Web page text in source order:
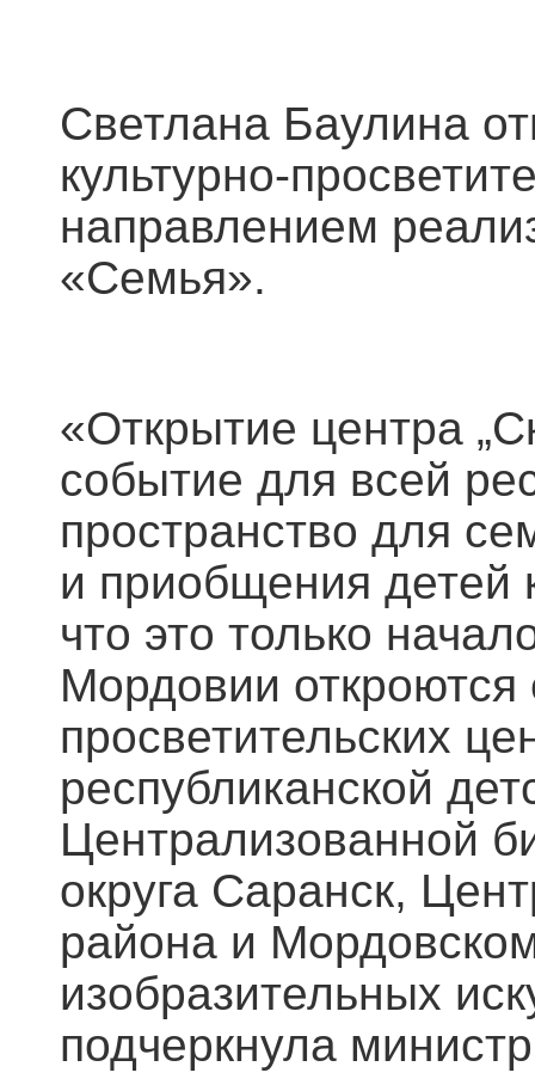
Светлана Баулина
культурно-
направлением
«Семья».
«Открытие центра
событие для всей
пространство для
и приобщения детей
что это только
Мордовии откроются
просветительских
республиканской
Централизованной
округа Саранск,
района и
изобразительных
подчеркнула